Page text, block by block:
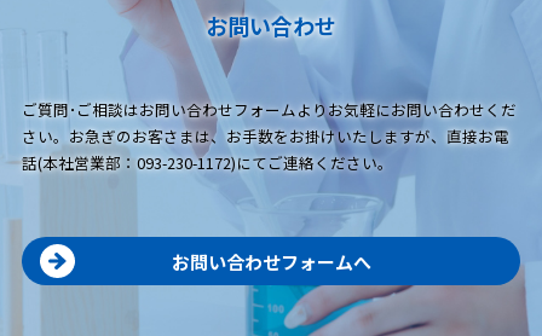
お問い合わせ
ご質問･ご相談はお問い合わせフォームよりお気軽にお問い合わせくだ
さい。お急ぎのお客さまは、お手数をお掛けいたしますが、直接お電
話(本社営業部：093-230-1172)にてご連絡ください。
お問い合わせフォームへ